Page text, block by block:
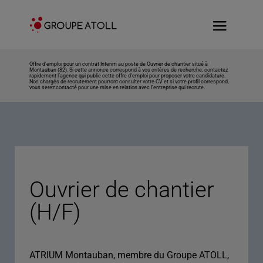
Offre d’emploi pour un contrat Interim au poste de Ouvrier de chantier situé à
Montauban (82). Si cette annonce correspond à vos critères de recherche, contactez
rapidement l’agence qui publie cette offre d’emploi pour proposer votre candidature.
Nos chargés de recrutement pourront consulter votre CV et si votre profil correspond,
vous serez contacté pour une mise en relation avec l’entreprise qui recrute.
Ouvrier de chantier
(H/F)
ATRIUM Montauban, membre du Groupe ATOLL,